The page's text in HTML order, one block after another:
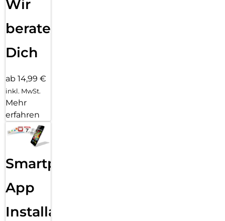
Wir
beraten
Dich
ab 14,99 €
inkl. MwSt.
Mehr
erfahren
Smartphone
App
Installation